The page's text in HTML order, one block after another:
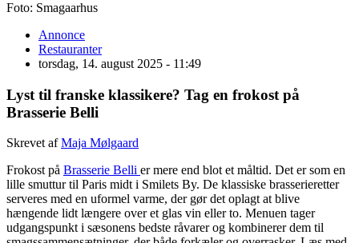
Foto: Smagaarhus
Annonce
Restauranter
torsdag, 14. august 2025 - 11:49
Lyst til franske klassikere? Tag en frokost på
Brasserie Belli
Skrevet afMaja Mølgaard
Frokost på Brasserie Belli er mere end blot et måltid. Det er som en
lille smuttur til Paris midt i Smilets By. De klassiske brasserieretter
serveres med en uformel varme, der gør det oplagt at blive
hængende lidt længere over et glas vin eller to. Menuen tager
udgangspunkt i sæsonens bedste råvarer og kombinerer dem til